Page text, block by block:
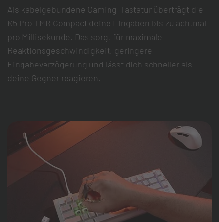
Als kabelgebundene Gaming-Tastatur überträgt die
K5 Pro TMR Compact deine Eingaben bis zu achtmal
pro Millisekunde. Das sorgt für maximale
Reaktionsgeschwindigkeit, geringere
Eingabeverzögerung und lässt dich schneller als
deine Gegner reagieren.